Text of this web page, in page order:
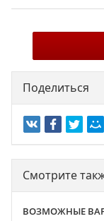
Поделиться
Смотрите
ВОЗМОЖНЫЕ